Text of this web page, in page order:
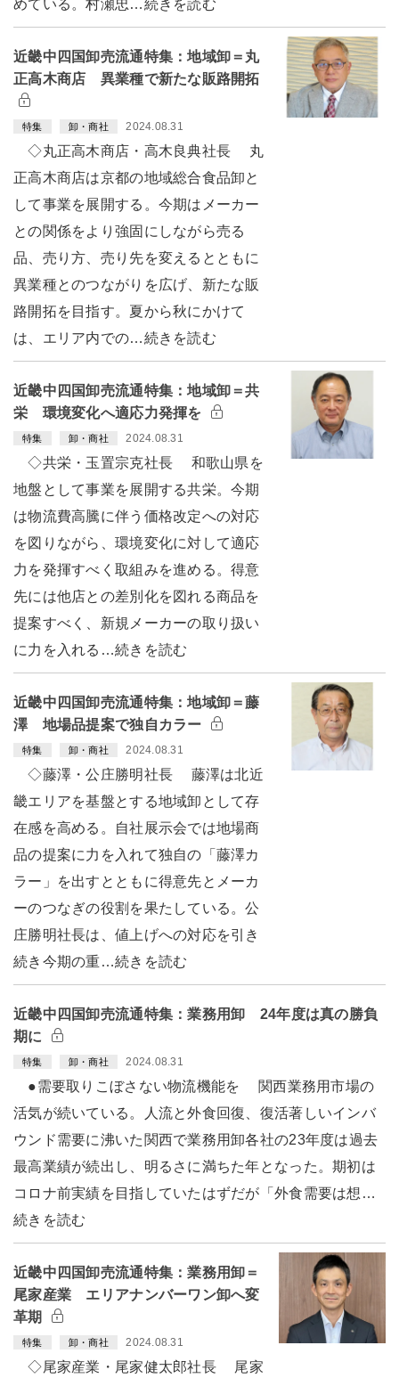
めている。村瀬忠…続きを読む
近畿中四国卸売流通特集：地域卸＝丸
正高木商店 異業種で新たな販路開拓
特集 卸・商社 2024.08.31
◇丸正高木商店・高木良典社長 丸
正高木商店は京都の地域総合食品卸と
して事業を展開する。今期はメーカー
との関係をより強固にしながら売る
品、売り方、売り先を変えるとともに
異業種とのつながりを広げ、新たな販
路開拓を目指す。夏から秋にかけて
は、エリア内での…続きを読む
近畿中四国卸売流通特集：地域卸＝共
栄 環境変化へ適応力発揮を
特集 卸・商社 2024.08.31
◇共栄・玉置宗克社長 和歌山県を
地盤として事業を展開する共栄。今期
は物流費高騰に伴う価格改定への対応
を図りながら、環境変化に対して適応
力を発揮すべく取組みを進める。得意
先には他店との差別化を図れる商品を
提案すべく、新規メーカーの取り扱い
に力を入れる…続きを読む
近畿中四国卸売流通特集：地域卸＝藤
澤 地場品提案で独自カラー
特集 卸・商社 2024.08.31
◇藤澤・公庄勝明社長 藤澤は北近
畿エリアを基盤とする地域卸として存
在感を高める。自社展示会では地場商
品の提案に力を入れて独自の「藤澤カ
ラー」を出すとともに得意先とメーカ
ーのつなぎの役割を果たしている。公
庄勝明社長は、値上げへの対応を引き
続き今期の重…続きを読む
近畿中四国卸売流通特集：業務用卸 24年度は真の勝負
期に
特集 卸・商社 2024.08.31
●需要取りこぼさない物流機能を 関西業務用市場の
活気が続いている。人流と外食回復、復活著しいインバ
ウンド需要に沸いた関西で業務用卸各社の23年度は過去
最高業績が続出し、明るさに満ちた年となった。期初は
コロナ前実績を目指していたはずだが「外食需要は想…
続きを読む
近畿中四国卸売流通特集：業務用卸＝
尾家産業 エリアナンバーワン卸へ変
革期
特集 卸・商社 2024.08.31
◇尾家産業・尾家健太郎社長 尾家